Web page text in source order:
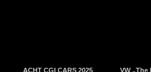
ACHT CGI CARS 2025 VW „The